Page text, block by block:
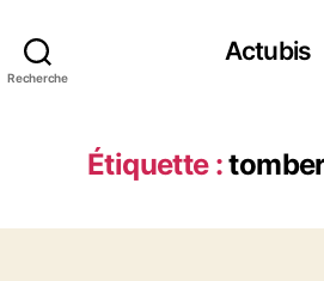
Recherche
Actubis
Étiquette :